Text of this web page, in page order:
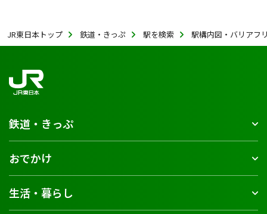
JR東日本トップ 鉄道・きっぷ 駅を検索 駅構内図・バリアフ
鉄道・きっぷ
おでかけ
生活・暮らし